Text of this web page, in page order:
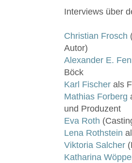
Interviews über
Christian Frosch
Autor)
Alexander E.
Böck
Karl Fischer als
Mathias Forberg
und Produzent
Eva Roth
Lena Rothstein
Viktoria Salcher
Katharina